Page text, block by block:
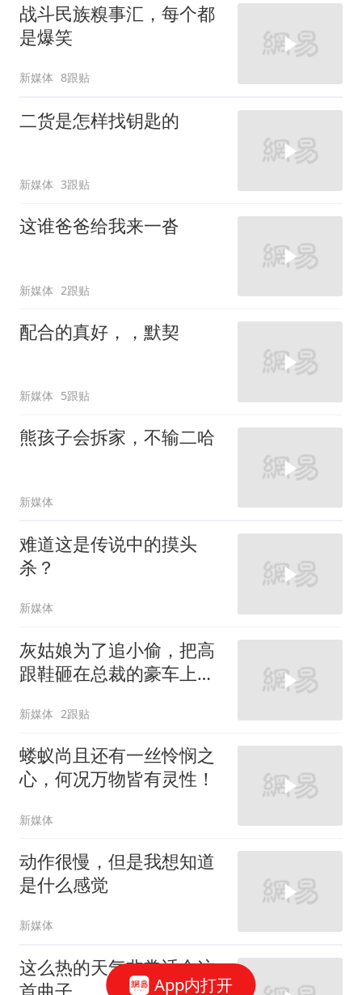
战斗民族糗事汇，每个都
是爆笑
新媒体 8跟贴
二货是怎样找钥匙的
新媒体 3跟贴
这谁爸爸给我来一沓
新媒体 2跟贴
配合的真好，，默契
新媒体 5跟贴
熊孩子会拆家，不输二哈
新媒体
难道这是传说中的摸头
杀？
新媒体
灰姑娘为了追小偷，把高
跟鞋砸在总裁的豪车上，
新媒体 2跟贴
蝼蚁尚且还有一丝怜悯之
心，何况万物皆有灵性！
新媒体
动作很慢，但是我想知道
是什么感觉
新媒体
这么热的天气非常适合这
App内打开